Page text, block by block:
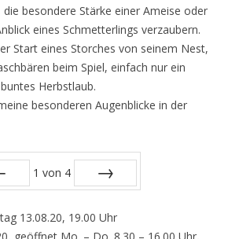
besondere Stärke einer Ameise oder
eines Schmetterlings verzaubern.
Start eines Storches von seinem Nest,
beim Spiel, einfach nur ein
Herbstlaub.
besonderen Augenblicke in der
1 von 4
13.08.20, 19.00 Uhr